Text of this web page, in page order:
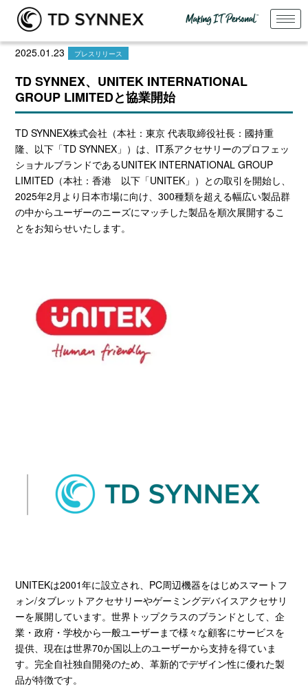
2025.01.23 プレスリリース
TD SYNNEX、UNITEK INTERNATIONAL
GROUP LIMITEDと協業開始
TD SYNNEX株式会社（本社：東京 代表取締役社長：國持重
隆、以下「TD SYNNEX」）は、IT系アクセサリーのプロフェッ
ショナルブランドであるUNITEK INTERNATIONAL GROUP
LIMITED（本社：香港 以下「UNITEK」）との取引を開始し、
2025年2月より日本市場に向け、300種類を超える幅広い製品群
の中からユーザーのニーズにマッチした製品を順次展開するこ
とをお知らせいたします。
UNITEKは2001年に設立され、 PC周辺機器をはじめスマートフ
ォン/タブレットアクセサリーやゲーミングデバイスアクセサリ
ーを展開しています。世界トップクラスのブランドとして、企
業・政府・学校から一般ユーザーまで様々な顧客にサービスを
提供、現在は世界70か国以上のユーザーから支持を得ていま
す。完全自社独自開発のため、革新的でデザイン性に優れた製
品が特徴です。